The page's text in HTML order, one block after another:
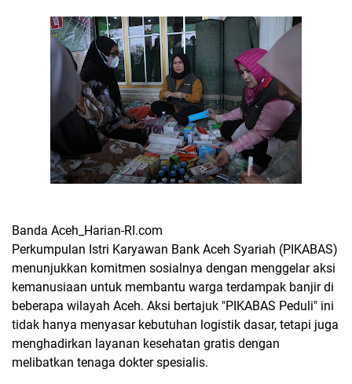
Banda Aceh_Harian-RI.com
Perkumpulan Istri Karyawan Bank Aceh Syariah (PIKABAS)
menunjukkan komitmen sosialnya dengan menggelar aksi
kemanusiaan untuk membantu warga terdampak banjir di
beberapa wilayah Aceh. Aksi bertajuk "PIKABAS Peduli" ini
tidak hanya menyasar kebutuhan logistik dasar, tetapi juga
menghadirkan layanan kesehatan gratis dengan
melibatkan tenaga dokter spesialis.